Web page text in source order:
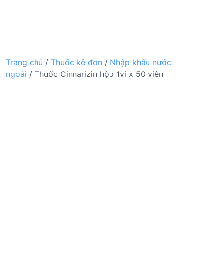
Trang chủ / Thuốc kê đơn / Nhập khẩu nước
ngoài / Thuốc Cinnarizin hộp 1vỉ x 50 viên